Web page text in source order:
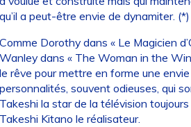
a peut-être envie de dynamiter. (*)
Dorothy dans « Le Magicien
dans « The Woman in the
rêve pour mettre en forme une envie
souvent odieuses, qui
la star de la télévision toujours
Kitano le réalisateur.